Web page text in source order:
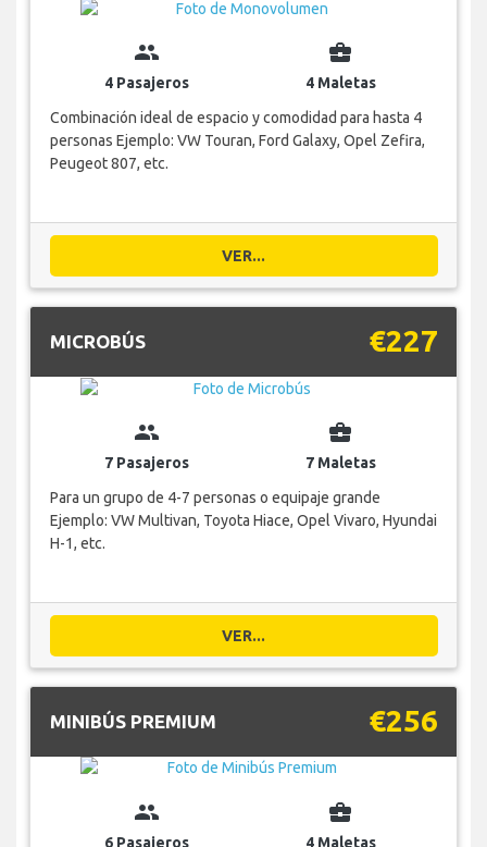
group
4 Pasajeros
business_center
4 Maletas
Combinación ideal de espacio y comodidad para hasta 4
personas Ejemplo: VW Touran, Ford Galaxy, Opel Zefira,
Peugeot 807, etc.
VER...
MICROBÚS €227
group
7 Pasajeros
business_center
7 Maletas
Para un grupo de 4-7 personas o equipaje grande
Ejemplo: VW Multivan, Toyota Hiace, Opel Vivaro, Hyundai
H-1, etc.
VER...
MINIBÚS PREMIUM €256
group
6 Pasajeros
business_center
4 Maletas